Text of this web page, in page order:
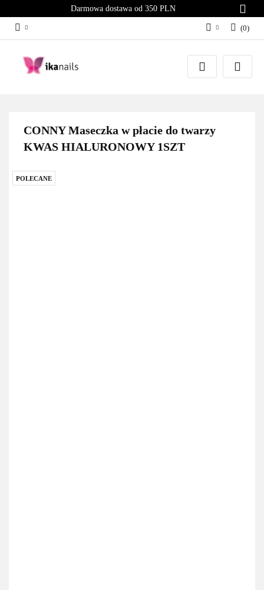
Darmowa dostawa od 350 PLN
Zaloguj się
Załóż konto
(0)
CONNY Maseczka w płacie do twarzy
KWAS HIALURONOWY 1SZT
POLECANE